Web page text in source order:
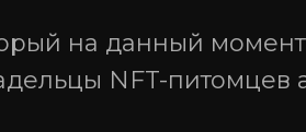
на данный момент
NFT-питомцев